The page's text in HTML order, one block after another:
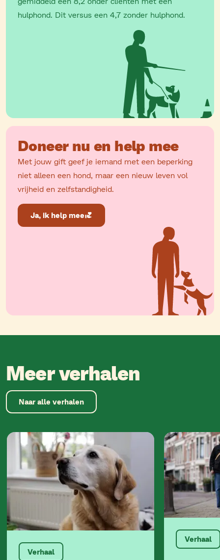
hulphond. Dit versus een 4,7 zonder hulphond.
Doneer nu en help mee
Met jouw gift geef je iemand met een beperking
niet alleen een hond, maar een nieuw leven vol
vrijheid en zelfstandigheid.
Ja, ik help mee
Meer verhalen
Naar alle verhalen
Verhaal
Verhaal